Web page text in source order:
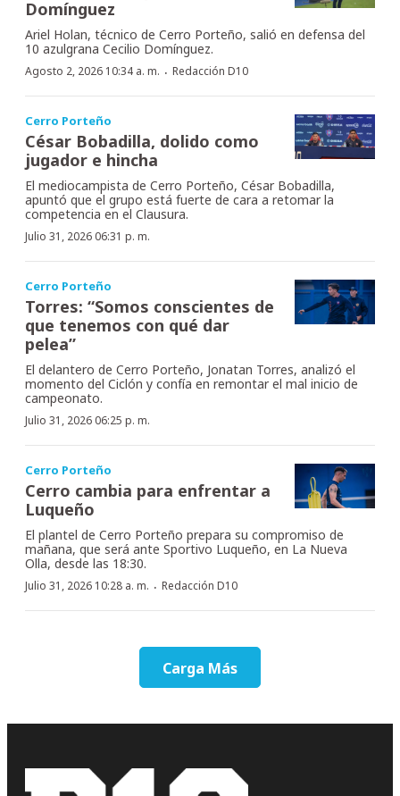
Domínguez
Ariel Holan, técnico de Cerro Porteño, salió en defensa del
10 azulgrana Cecilio Domínguez.
Agosto 2, 2026 10:34 a. m. · Redacción D10
Cerro Porteño
César Bobadilla, dolido como
jugador e hincha
El mediocampista de Cerro Porteño, César Bobadilla,
apuntó que el grupo está fuerte de cara a retomar la
competencia en el Clausura.
Julio 31, 2026 06:31 p. m.
Cerro Porteño
Torres: “Somos conscientes de
que tenemos con qué dar
pelea”
El delantero de Cerro Porteño, Jonatan Torres, analizó el
momento del Ciclón y confía en remontar el mal inicio de
campeonato.
Julio 31, 2026 06:25 p. m.
Cerro Porteño
Cerro cambia para enfrentar a
Luqueño
El plantel de Cerro Porteño prepara su compromiso de
mañana, que será ante Sportivo Luqueño, en La Nueva
Olla, desde las 18:30.
Julio 31, 2026 10:28 a. m. · Redacción D10
Carga Más